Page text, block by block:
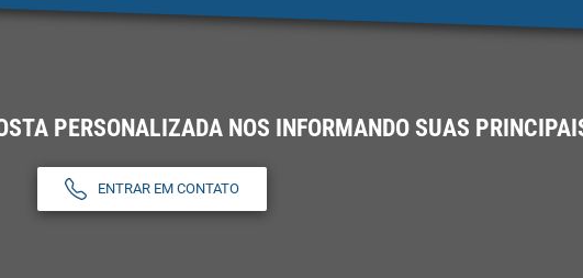
PERSONALIZADA NOS INFORMANDO SUAS
ENTRAR EM CONTATO